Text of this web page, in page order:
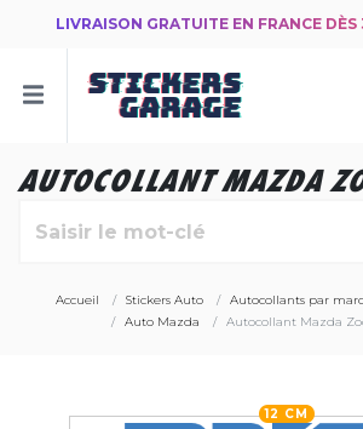
LIVRAISON GRATUITE EN FRANCE DÈS
AUTOCOLLANT MAZDA
Accueil Stickers Auto
Autocollants par
Auto Mazda
Autocollant Mazda
12 CM